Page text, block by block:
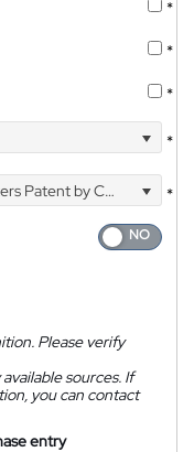
*
*
*
*
by Courier
*
Please verify
sources. If
you can contact
entry